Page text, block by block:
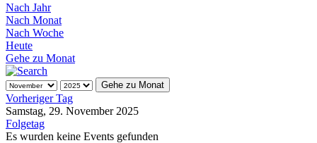
Nach Jahr
Nach Monat
Nach Woche
Heute
Gehe zu Monat
Gehe zu Monat
Vorheriger Tag
Samstag, 29. November 2025
Folgetag
Es wurden keine Events gefunden